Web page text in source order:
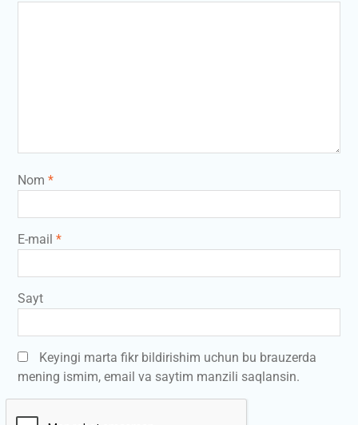
Nom *
E-mail *
Sayt
Keyingi marta fikr bildirishim uchun bu brauzerda
mening ismim, email va saytim manzili saqlansin.